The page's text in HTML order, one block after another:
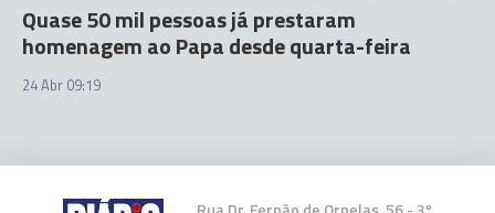
Quase 50 mil pessoas já prestaram
homenagem ao Papa desde quarta-feira
24 Abr 09:19